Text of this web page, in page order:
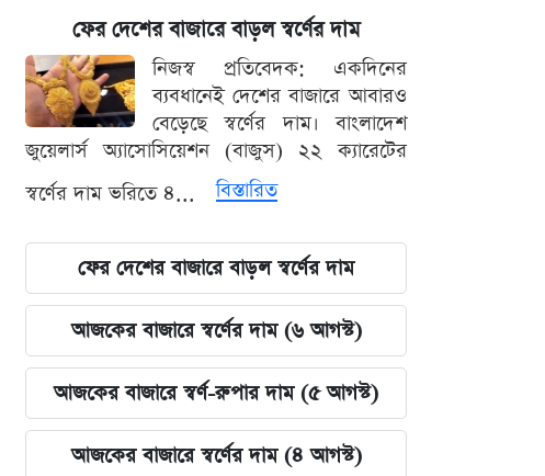
ফের দেশের বাজারে বাড়ল স্বর্ণের দাম
নিজস্ব প্রতিবেদক: একদিনের
ব্যবধানেই দেশের বাজারে আবারও
বেড়েছে স্বর্ণের দাম। বাংলাদেশ
জুয়েলার্স অ্যাসোসিয়েশন (বাজুস) ২২ ক্যারেটের
স্বর্ণের দাম ভরিতে ৪...
বিস্তারিত
ফের দেশের বাজারে বাড়ল স্বর্ণের দাম
আজকের বাজারে স্বর্ণের দাম (৬ আগস্ট)
আজকের বাজারে স্বর্ণ-রুপার দাম (৫ আগস্ট)
আজকের বাজারে স্বর্ণের দাম (৪ আগস্ট)